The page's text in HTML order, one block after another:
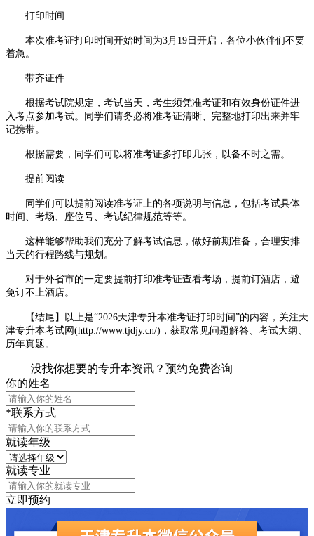
打印时间
本次准考证打印时间开始时间为3月19日开启，各位小伙伴们不要
着急。
带齐证件
根据考试院规定，考试当天，考生须凭准考证和有效身份证件进
入考点参加考试。同学们请务必将准考证清晰、完整地打印出来并牢
记携带。
根据需要，同学们可以将准考证多打印几张，以备不时之需。
提前阅读
同学们可以提前阅读准考证上的各项说明与信息，包括考试具体
时间、考场、座位号、考试纪律规范等等。
这样能够帮助我们充分了解考试信息，做好前期准备，合理安排
当天的行程路线与规划。
对于外省市的一定要提前打印准考证查看考场，提前订酒店，避
免订不上酒店。
【结尾】以上是“2026天津专升本准考证打印时间”的内容，关注天
津专升本考试网(http://www.tjdjy.cn/)，获取常见问题解答、考试大纲、
历年真题。
—— 没找你想要的专升本资讯？ 预约免费咨询 ——
你的姓名
*联系方式
就读年级
就读专业
立即预约